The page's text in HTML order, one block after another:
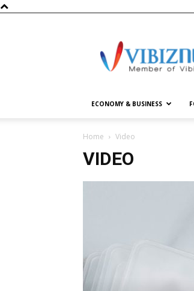
ECONOMY & BUSINESS
Home Video
VIDEO